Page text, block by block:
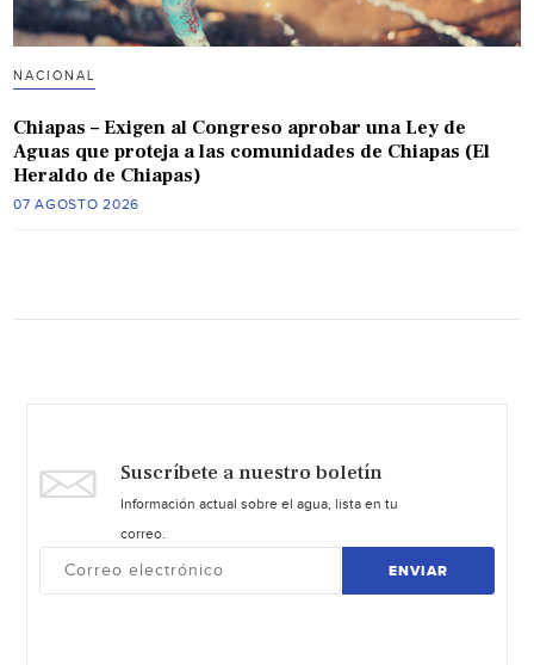
NACIONAL
Chiapas – Exigen al Congreso aprobar una Ley de
Aguas que proteja a las comunidades de Chiapas (El
Heraldo de Chiapas)
07 AGOSTO 2026
Suscríbete a nuestro boletín
Información actual sobre el agua, lista en tu
correo.
ENVIAR